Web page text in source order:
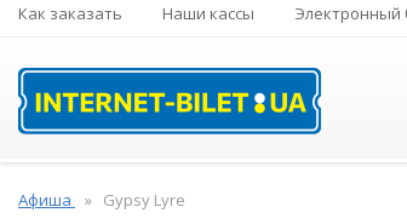
Как заказать Наши кассы Электронный
Афиша Gypsy Lyre